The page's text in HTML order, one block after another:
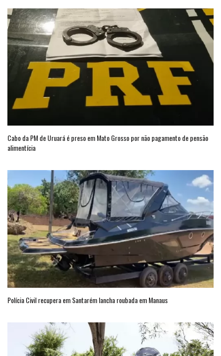
Cabo da PM de Uruará é preso em Mato Grosso por não pagamento de pensão
alimentícia
Polícia Civil recupera em Santarém lancha roubada em Manaus